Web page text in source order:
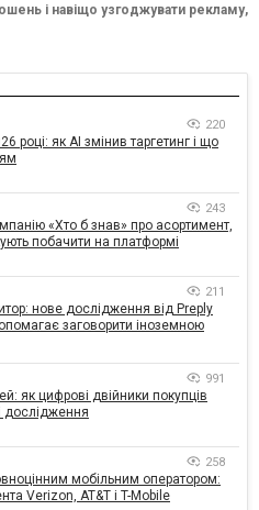
і навіщо узгоджувати рекламу,
220
році: як AI змінив таргетинг і що
243
«Хто б знав» про асортимент,
побачити на платформі
211
нове дослідження від Preply
заговорити іноземною
991
як цифрові двійники покупців
дослідження
258
мобільним оператором:
Verizon, AT&T і T-Mobile